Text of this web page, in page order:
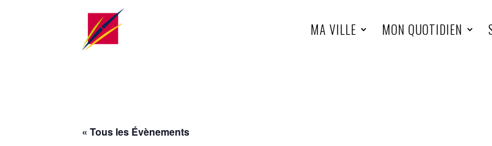
MA VILLE MON QUOTIDIEN
« Tous les Évènements